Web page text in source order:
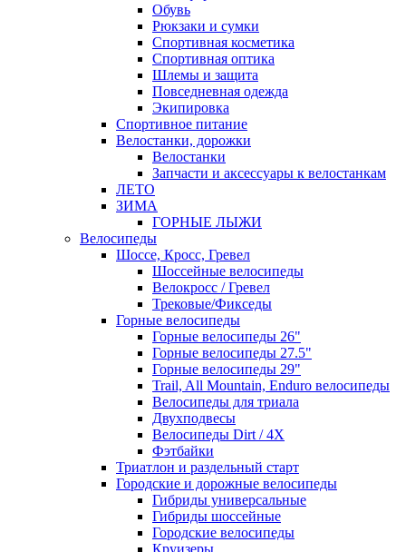
Обувь
Рюкзаки и сумки
Спортивная косметика
Спортивная оптика
Шлемы и защита
Повседневная одежда
Экипировка
Спортивное питание
Велостанки, дорожки
Велостанки
Запчасти и аксессуары к велостанкам
ЛЕТО
ЗИМА
ГОРНЫЕ ЛЫЖИ
Велосипеды
Шоссе, Кросс, Гревел
Шоссейные велосипеды
Велокросс / Гревел
Трековые/Фикседы
Горные велосипеды
Горные велосипеды 26"
Горные велосипеды 27.5"
Горные велосипеды 29"
Trail, All Mountain, Enduro велосипеды
Велосипеды для триала
Двухподвесы
Велосипеды Dirt / 4X
Фэтбайки
Триатлон и раздельный старт
Городские и дорожные велосипеды
Гибриды универсальные
Гибриды шоссейные
Городские велосипеды
Круизеры